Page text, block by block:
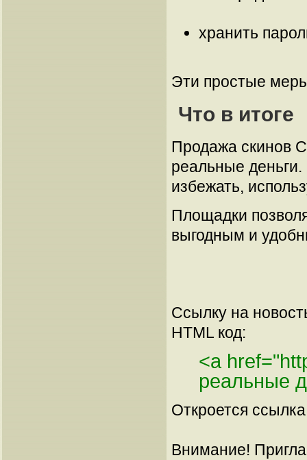
хранить
Эти простые
Что в итоге
Продажа скинов
реальные
избежать,
Площадки
выгодным и
Ссылку на
HTML код:
<a
реальные
Откроется
Внимание!